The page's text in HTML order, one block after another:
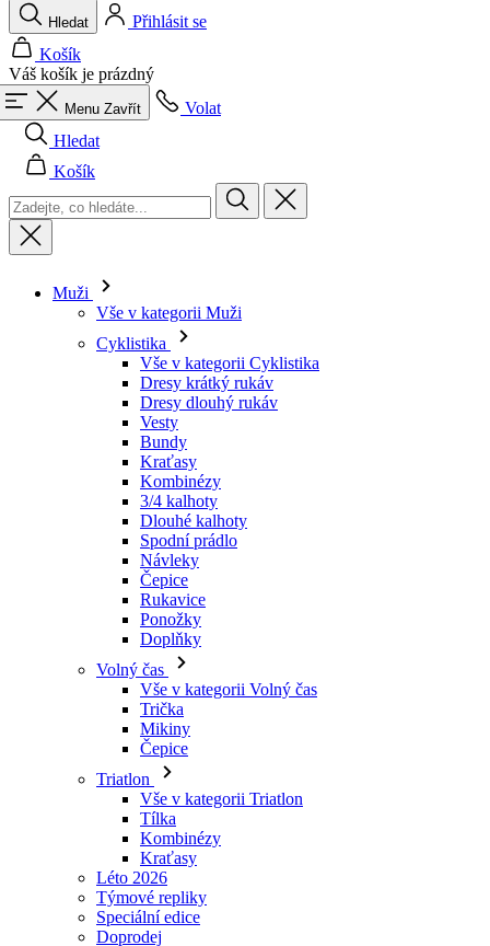
Menu Zavřít
Volat
Hledat
Košík
Muži
Vše v kategorii Muži
Dresy dlouhý rukáv
Vesty
Bundy
Kraťasy
Kombinézy
3/4 kalhoty
Dlouhé kalhoty
Spodní prádlo
Návleky
Čepice
Rukavice
Ponožky
Doplňky
Volný čas
Vše v kategorii Volný čas
Trička
Mikiny
Čepice
Triatlon
Vše v kategorii Triatlon
Tílka
Kombinézy
Kraťasy
Léto 2026
Týmové repliky
Speciální edice
Doprodej
Dárkové poukazy
Ženy
Vše v kategorii Ženy